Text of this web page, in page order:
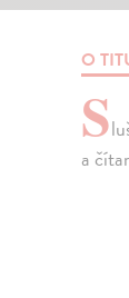
O
S
a